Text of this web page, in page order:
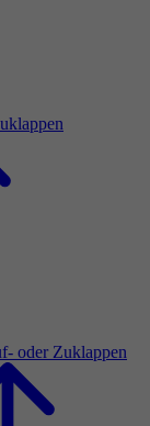
oder Zuklappen